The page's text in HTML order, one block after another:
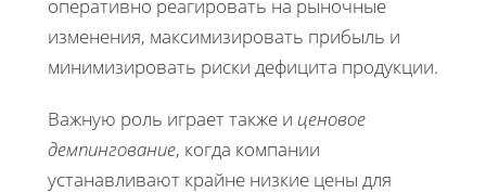
оперативно реагировать на рыночные
изменения, максимизировать прибыль и
минимизировать риски дефицита продукции.
Важную роль играет также и ценовое
демпингование, когда компании
устанавливают крайне низкие цены для